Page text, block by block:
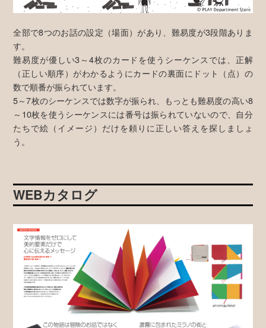
全部で8つのお話の設定（場面）があり、難易度が3段階ありま
す。
難易度が優しい3～4枚のカードを使うシーケンスでは、正解
（正しい順序）がわかるようにカードの裏面にドット（点）の
数で順番が振られています。
5～7枚のシーケンスでは数字が振られ、もっとも難易度の高い8
～10枚を使うシーケンスには番号は振られていないので、自分
たちで絵（イメージ）だけを頼りに正しい答えを探しましょ
う。
WEBカタログ